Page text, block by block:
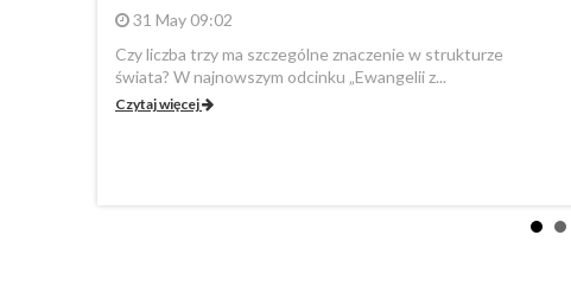
31 May 09:02
Czy liczba trzy ma szczególne znaczenie w strukturze
świata? W najnowszym odcinku „Ewangelii z...
Czytaj więcej